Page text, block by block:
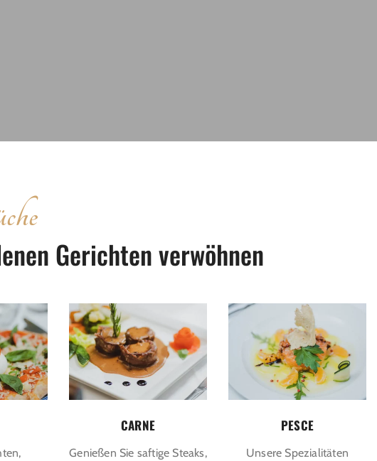
Gerichten verwöhnen
CARNE
Genießen Sie saftige Steaks,
PESCE
Unsere Spezialitäten